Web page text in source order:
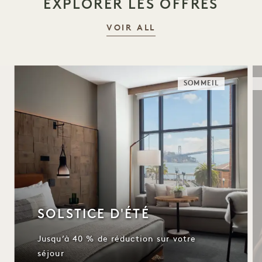
EXPLORER LES OFFRES
VOIR ALL
SOMMEIL
SOLSTICE D'ÉTÉ
Jusqu’à 40 % de réduction sur votre
séjour